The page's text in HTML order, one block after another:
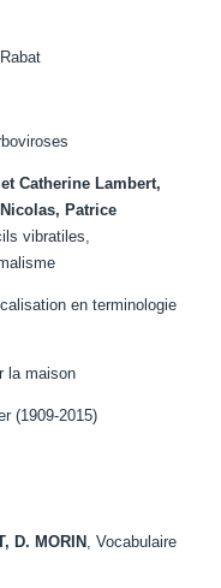
Catherine Lambert,
Patrice
vibratiles,
en terminologie
la maison
(1909-2015)
D. MORIN , Vocabulaire